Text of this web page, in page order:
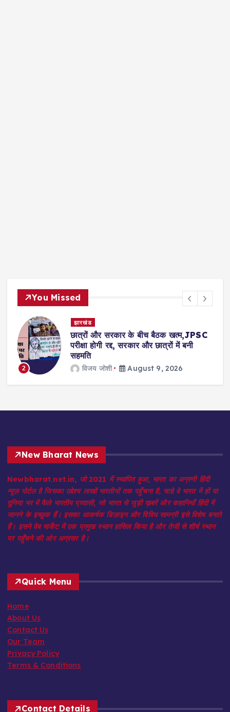
You Missed
2
झारखंड
छात्रों और सरकार के बीच बैठक खत्म,JPSC
परीक्षा होगी रद्द, सरकार और छात्रों में बनी
सहमति
विजय जोशी August 9, 2026
New Bharat News
Newbharat.net.in, जो 2021 में स्थापित हुआ, भारत का अग्रणी हिंदी
न्यूज़ पोर्टल है जिसका उद्देश्य लाखों भारतीयों तक पहुँचना है, चाहे वे भारत में हों या
दुनिया भर में फैले भारतीय प्रवासी, जो भारत से जुड़ी ख़बरें और कहानियाँ हिंदी में
जानने के इच्छुक हैं। इसका आकर्षक डिज़ाइन और विविध सामग्री इसे विशेष बनाते
हैं। इसने वेब मार्केट में एक प्रमुख स्थान हासिल किया है और तेजी से शीर्ष स्थान
पर पहुँचने की ओर अग्रसर है।
Quick Menu
Home
About Us
Contact Us
Our Team
Privacy Policy
Terms & Conditions
Contact Details